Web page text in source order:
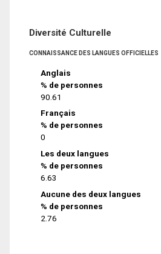
Diversité Culturelle
CONNAISSANCE DES LANGUES OFFICIELLES
Anglais
% de personnes
90.61
Français
% de personnes
0
Les deux langues
% de personnes
6.63
Aucune des deux langues
% de personnes
2.76